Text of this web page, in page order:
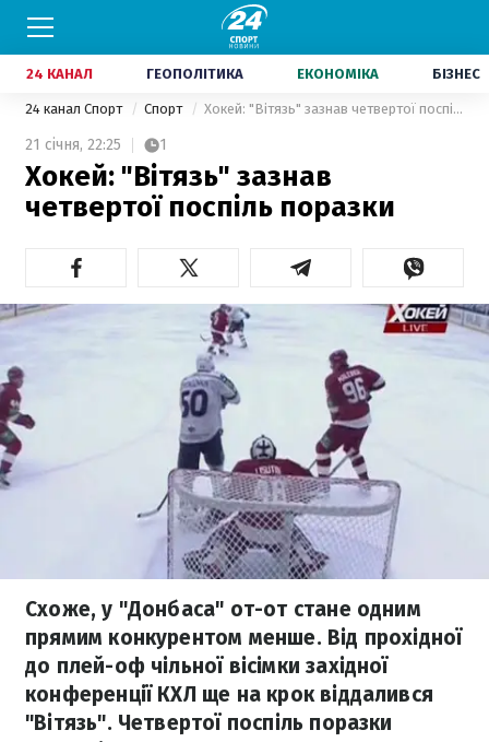
24 КАНАЛ ГЕОПОЛІТИКА ЕКОНОМІКА БІЗНЕС
24 канал Спорт Спорт Хокей: "Вітязь" зазнав четвертої поспіль поразки
21 січня, 22:25 1
Хокей: "Вітязь" зазнав
четвертої поспіль поразки
Схоже, у "Донбаса" от-от стане одним
прямим конкурентом менше. Від прохідної
до плей-оф чільної вісімки західної
конференції КХЛ ще на крок віддалився
"Вітязь". Четвертої поспіль поразки